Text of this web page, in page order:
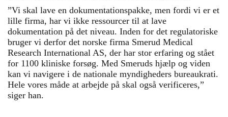
”Vi skal lave en dokumentationspakke, men fordi vi er et
lille firma, har vi ikke ressourcer til at lave
dokumentation på det niveau. Inden for det regulatoriske
bruger vi derfor det norske firma Smerud Medical
Research International AS, der har stor erfaring og stået
for 1100 kliniske forsøg. Med Smeruds hjælp og viden
kan vi navigere i de nationale myndigheders bureaukrati.
Hele vores måde at arbejde på skal også verificeres,”
siger han.